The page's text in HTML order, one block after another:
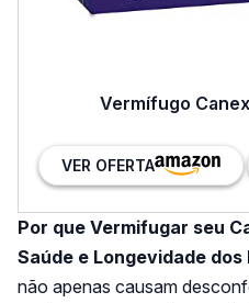
Vermífugo
VER OFERTA
Por que Vermifugar seu
Saúde e Longevidade dos
não apenas causam